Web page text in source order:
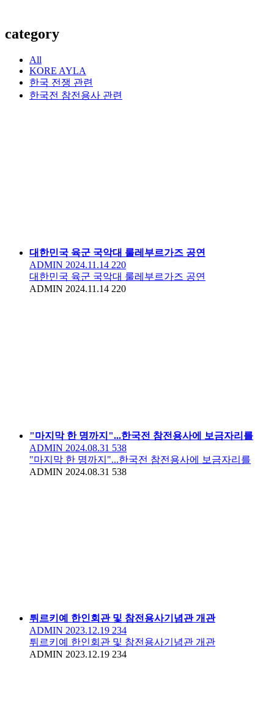
category
All
KORE AYLA
한국 전쟁 관련
한국전 참전용사 관련
대한민국 육군 국악대 룰레부르가즈 공연
ADMIN 2024.11.14 220
대한민국 육군 국악대 룰레부르가즈 공연
ADMIN 2024.11.14 220
"마지막 한 명까지"...한국전 참전용사에 보금자리를
ADMIN 2024.08.31 538
"마지막 한 명까지"...한국전 참전용사에 보금자리를
ADMIN 2024.08.31 538
튀르키예 한인회관 및 참전용사기념관 개관
ADMIN 2023.12.19 234
튀르키예 한인회관 및 참전용사기념관 개관
ADMIN 2023.12.19 234